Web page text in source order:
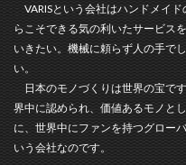
VARISという会社はハンドメイ
らこそできる気の利いたサービス
いきたい。機械に頼らず人の手で
い。
日本のモノづくりは世界の宝です
界中に認められ、価値あるモノと
に、世界中にファンを持つグロー
いう会社なのです。